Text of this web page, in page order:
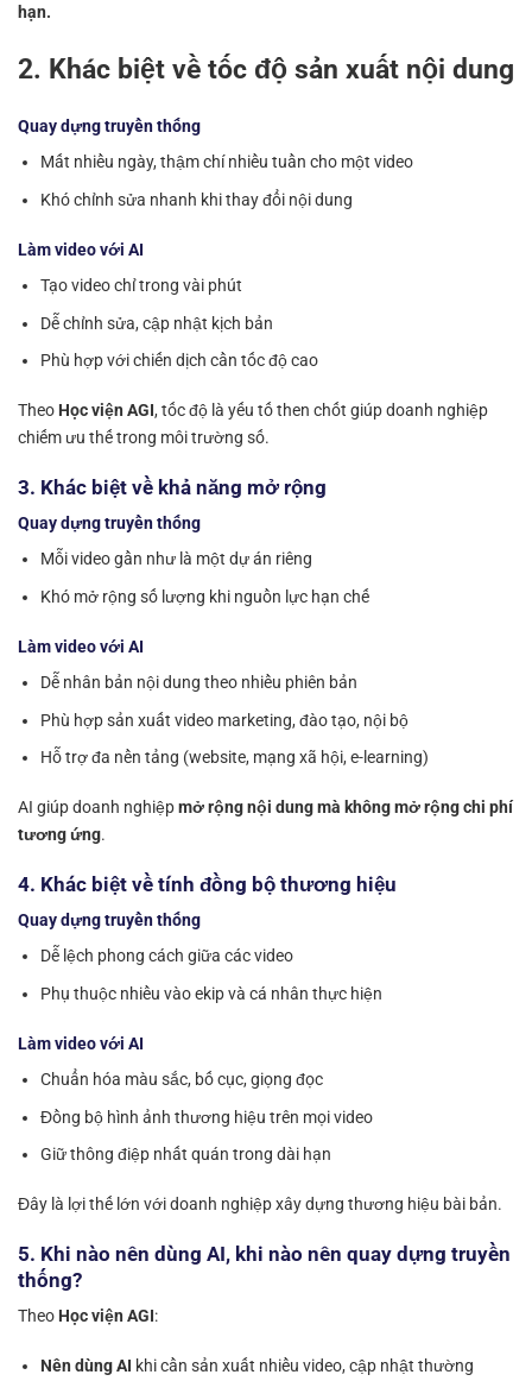
hạn.
2. Khác biệt về tốc độ sản xuất nội dung
Quay dựng truyền thống
Mất nhiều ngày, thậm chí nhiều tuần cho một video
Khó chỉnh sửa nhanh khi thay đổi nội dung
Làm video với AI
Tạo video chỉ trong vài phút
Dễ chỉnh sửa, cập nhật kịch bản
Phù hợp với chiến dịch cần tốc độ cao
Theo Học viện AGI, tốc độ là yếu tố then chốt giúp doanh nghiệp
chiếm ưu thế trong môi trường số.
3. Khác biệt về khả năng mở rộng
Quay dựng truyền thống
Mỗi video gần như là một dự án riêng
Khó mở rộng số lượng khi nguồn lực hạn chế
Làm video với AI
Dễ nhân bản nội dung theo nhiều phiên bản
Phù hợp sản xuất video marketing, đào tạo, nội bộ
Hỗ trợ đa nền tảng (website, mạng xã hội, e-learning)
AI giúp doanh nghiệpmở rộng nội dung mà không mở rộng chi phí
tương ứng.
4. Khác biệt về tính đồng bộ thương hiệu
Quay dựng truyền thống
Dễ lệch phong cách giữa các video
Phụ thuộc nhiều vào ekip và cá nhân thực hiện
Làm video với AI
Chuẩn hóa màu sắc, bố cục, giọng đọc
Đồng bộ hình ảnh thương hiệu trên mọi video
Giữ thông điệp nhất quán trong dài hạn
Đây là lợi thế lớn với doanh nghiệp xây dựng thương hiệu bài bản.
5. Khi nào nên dùng AI, khi nào nên quay dựng truyền
thống?
Theo Học viện AGI:
Nên dùng AI khi cần sản xuất nhiều video, cập nhật thường